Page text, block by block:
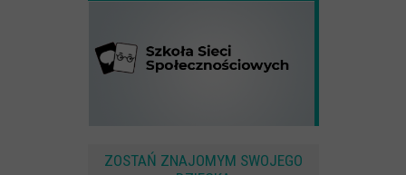
ZOSTAŃ ZNAJOMYM SWOJEGO